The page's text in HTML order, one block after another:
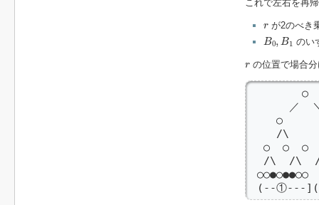
これで左右を再
r
rが2のべき
B0, B1
B0 B1 のい
r
rの位置で場合分
        ○
／
○
/\
○  ○  ○
/\  /\
○○●○●●○○
(--①---